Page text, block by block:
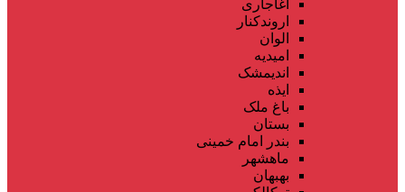
آغاجاری
اروندکنار
الوان
امیدیه
اندیمشک
ایذه
باغ ملک
بستان
بندر امام خمینی
ماهشهر
بهبهان